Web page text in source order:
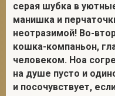
серая шубка в
манишка и
неотразимой! Во-
кошка-компаньон,
человеком. Ноа
на душе пусто и
и посочувствует,